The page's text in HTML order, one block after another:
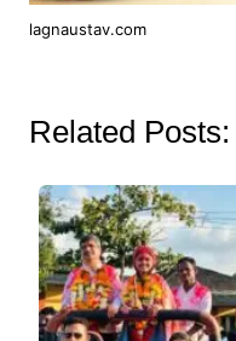
lagnaustav.com
Related Posts: